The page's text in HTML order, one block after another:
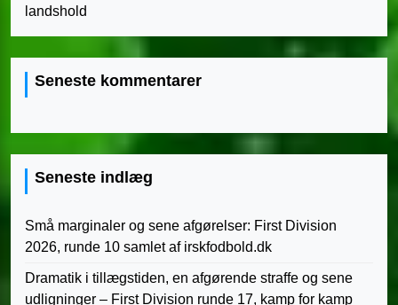
landshold
Seneste kommentarer
Seneste indlæg
Små marginaler og sene afgørelser: First Division
2026, runde 10 samlet af irskfodbold.dk
Dramatik i tillægstiden, en afgørende straffe og sene
udligninger – First Division runde 17, kamp for kamp